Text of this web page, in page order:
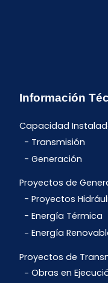
Información
Capacidad
Transmisión
Generación
Proyectos de
Proyectos
Energía Térmica
Energía
Proyectos de
Obras en